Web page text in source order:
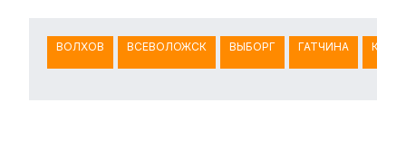
ВОЛХОВ ВСЕВОЛОЖСК ВЫБОРГ ГАТЧИНА